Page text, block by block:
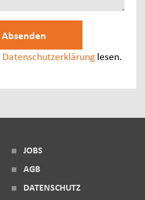
Datenschutzerklärung lesen.
JOBS
AGB
DATENSCHUTZ